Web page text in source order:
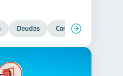
Deudas Control de deudas